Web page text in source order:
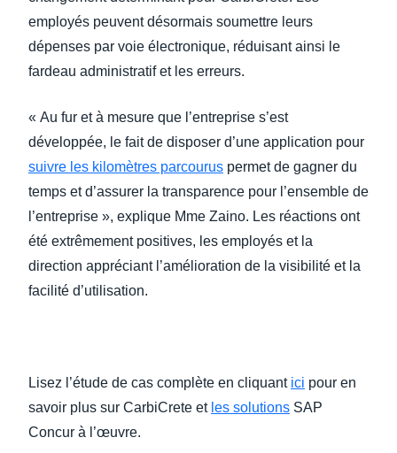
employés peuvent désormais soumettre leurs
dépenses par voie électronique, réduisant ainsi le
fardeau administratif et les erreurs.
« Au fur et à mesure que l’entreprise s’est
développée, le fait de disposer d’une application pour
suivre les kilomètres parcourus permet de gagner du
temps et d’assurer la transparence pour l’ensemble de
l’entreprise », explique Mme Zaino. Les réactions ont
été extrêmement positives, les employés et la
direction appréciant l’amélioration de la visibilité et la
facilité d’utilisation.
Lisez l’étude de cas complète en cliquant ici pour en
savoir plus sur CarbiCrete et les solutions SAP
Concur à l’œuvre.